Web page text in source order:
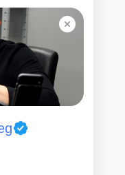
и фиксированные
с клиентом и не в
работ. Сервис не
и не
предварительную
Калькулятора
и
важность
среднем, ремонт